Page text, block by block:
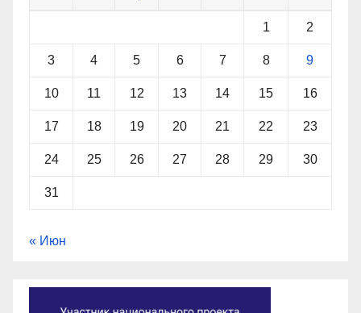
1 2
3 4 5 6 7 8 9
10 11 12 13 14 15 16
17 18 19 20 21 22 23
24 25 26 27 28 29 30
31
« Июн